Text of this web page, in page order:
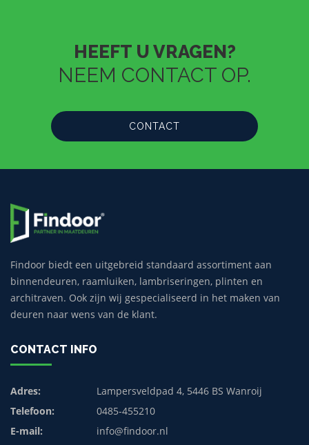
HEEFT U VRAGEN?
NEEM CONTACT OP.
CONTACT
Findoor biedt een uitgebreid standaard assortiment aan
binnendeuren, raamluiken, lambriseringen, plinten en
architraven. Ook zijn wij gespecialiseerd in het maken van
deuren naar wens van de klant.
CONTACT INFO
Adres:
Lampersveldpad 4, 5446 BS Wanroij
Telefoon:
0485-455210
E-mail:
info@findoor.nl